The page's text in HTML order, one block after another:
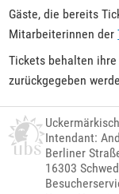
Gäste, die bereits
Mitarbeiterinnen der
Tickets behalten
zurückgegeben
Intendant:
Berliner
16303